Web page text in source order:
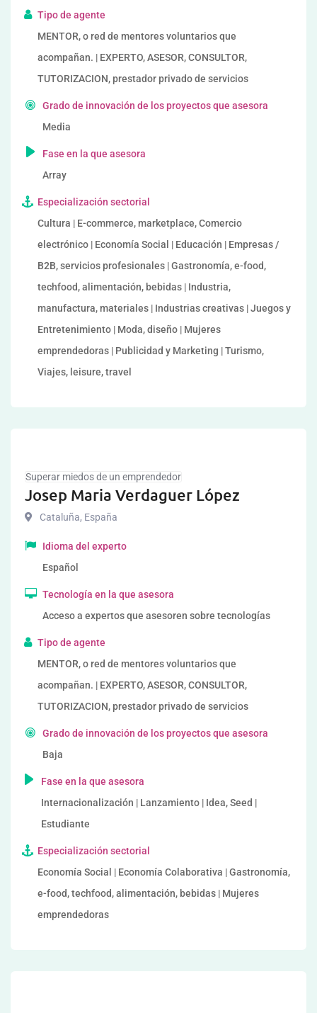
Tipo de agente
MENTOR, o red de mentores voluntarios que
acompañan. | EXPERTO, ASESOR, CONSULTOR,
TUTORIZACION, prestador privado de servicios
Grado de innovación de los proyectos que asesora
Media
Fase en la que asesora
Array
Especialización sectorial
Cultura | E-commerce, marketplace, Comercio
electrónico | Economía Social | Educación | Empresas /
B2B, servicios profesionales | Gastronomía, e-food,
techfood, alimentación, bebidas | Industria,
manufactura, materiales | Industrias creativas | Juegos y
Entretenimiento | Moda, diseño | Mujeres
emprendedoras | Publicidad y Marketing | Turismo,
Viajes, leisure, travel
Superar miedos de un emprendedor
Josep Maria Verdaguer López
Cataluña, España
Idioma del experto
Español
Tecnología en la que asesora
Acceso a expertos que asesoren sobre tecnologías
Tipo de agente
MENTOR, o red de mentores voluntarios que
acompañan. | EXPERTO, ASESOR, CONSULTOR,
TUTORIZACION, prestador privado de servicios
Grado de innovación de los proyectos que asesora
Baja
Fase en la que asesora
Internacionalización | Lanzamiento | Idea, Seed |
Estudiante
Especialización sectorial
Economía Social | Economía Colaborativa | Gastronomía,
e-food, techfood, alimentación, bebidas | Mujeres
emprendedoras